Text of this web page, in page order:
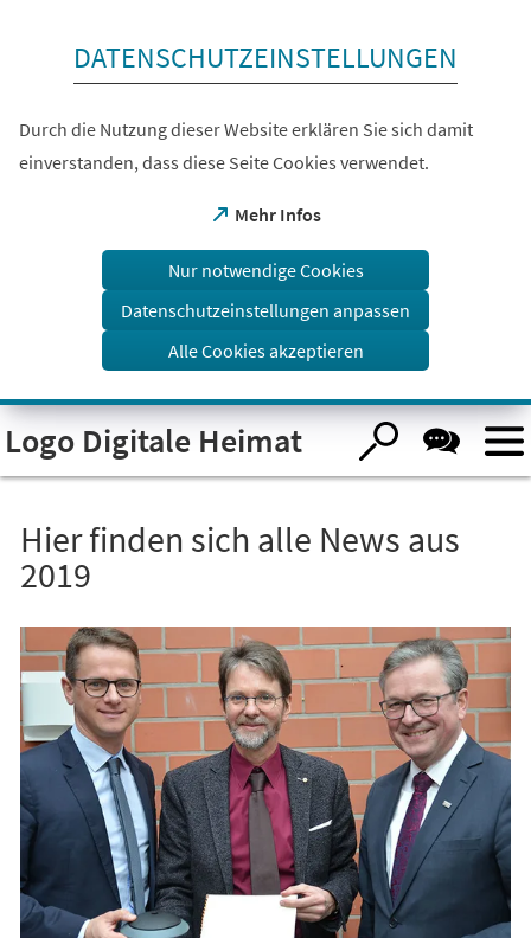
DATENSCHUTZEINSTELLUNGEN
Durch die Nutzung dieser Website erklären Sie sich damit
einverstanden, dass diese Seite Cookies verwendet.
Mehr Infos
(Öffnet
einem
Tab)
Nur notwendige Cookies
Datenschutzeinstellungen anpassen
Alle Cookies akzeptieren
Logo Digitale Heimat
Hier finden sich alle News aus
2019